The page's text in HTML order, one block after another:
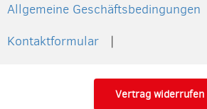
Allgemeine Geschäftsbedingungen
Kontaktformular
Vertrag widerrufen